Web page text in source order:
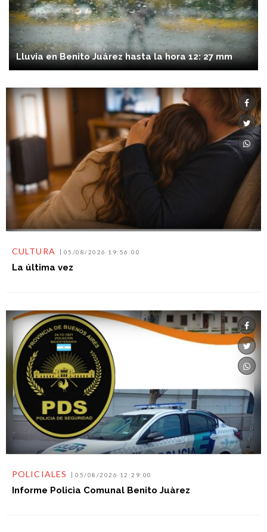
Lluvia en Benito Juárez hasta la hora 12: 27 mm
CULTURA 05/08/2026 19:56:00
La última vez
POLICIALES 05/08/2026 12:29:00
Informe Policìa Comunal Benito Juàrez